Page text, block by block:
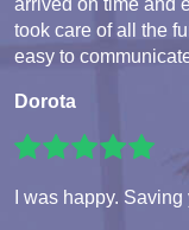
arrived on time and
took care of all the
easy to
Dorota
I was happy.